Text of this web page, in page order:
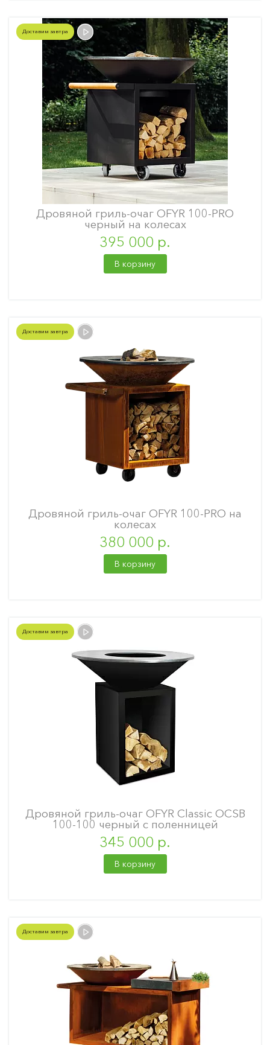
Доставим завтра
Дровяной гриль-очаг OFYR 100-PRO
черный на колесах
395 000 р.
В корзину
Доставим завтра
Дровяной гриль-очаг OFYR 100-PRO на
колесах
380 000 р.
В корзину
Доставим завтра
Дровяной гриль-очаг OFYR Classic OCSB
100-100 черный с поленницей
345 000 р.
В корзину
Доставим завтра